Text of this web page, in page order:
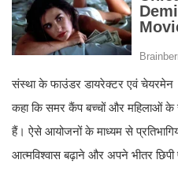
संस्था के फाउंडर डायरेक्टर एवं
कहा कि समर कैंप बच्चों और महिलाओं के
हैं। ऐसे आयोजनों के माध्यम से
आत्मविश्वास बढ़ाने और अपने भीतर